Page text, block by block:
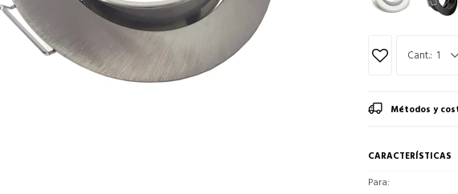
1
Métodos y
CARACTERÍSTICAS
Para